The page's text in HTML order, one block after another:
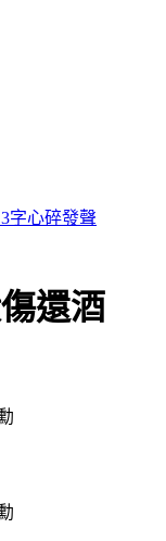
開罰30萬
還酒